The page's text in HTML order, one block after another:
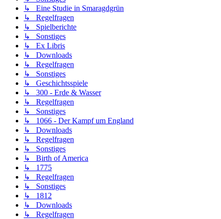
↳ Eine Studie in Smaragdgrün
↳ Regelfragen
↳ Spielberichte
↳ Sonstiges
↳ Ex Libris
↳ Downloads
↳ Regelfragen
↳ Sonstiges
↳ Geschichtsspiele
↳ 300 - Erde & Wasser
↳ Regelfragen
↳ Sonstiges
↳ 1066 - Der Kampf um England
↳ Downloads
↳ Regelfragen
↳ Sonstiges
↳ Birth of America
↳ 1775
↳ Regelfragen
↳ Sonstiges
↳ 1812
↳ Downloads
↳ Regelfragen